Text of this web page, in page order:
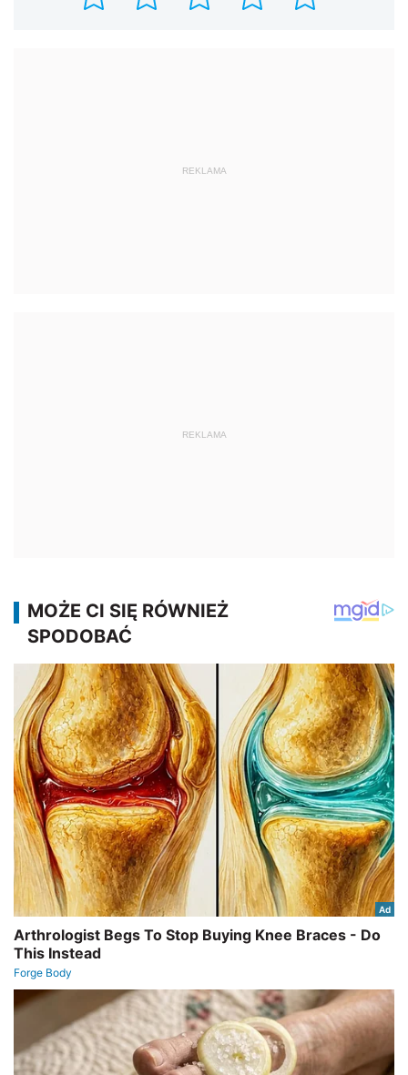
REKLAMA
REKLAMA